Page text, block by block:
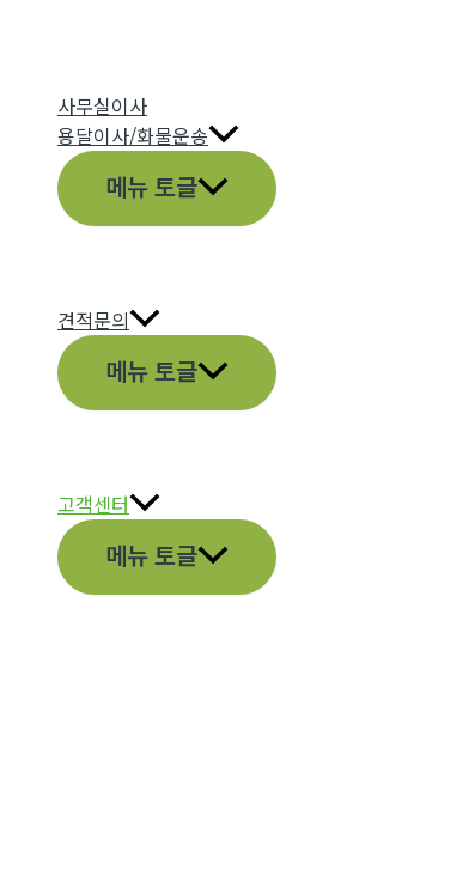
사무실이사
용달이사/화물운송
메뉴 토글
견적문의
메뉴 토글
고객센터
메뉴 토글